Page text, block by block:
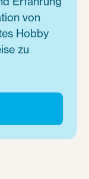
von
Hobby
zu